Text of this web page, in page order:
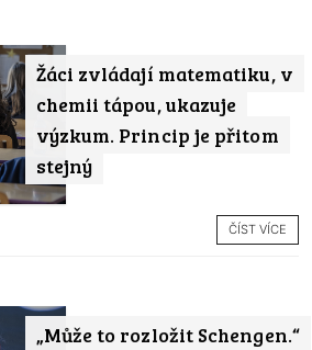
Žáci zvládají matematiku, v
chemii tápou, ukazuje
výzkum. Princip je přitom
stejný
ČÍST VÍCE
„Může to rozložit Schengen.“